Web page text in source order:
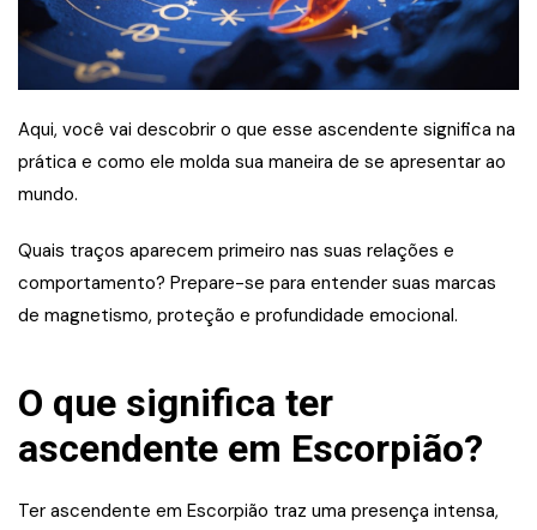
Aqui, você vai descobrir o que esse ascendente significa na
prática e como ele molda sua maneira de se apresentar ao
mundo.
Quais traços aparecem primeiro nas suas relações e
comportamento? Prepare-se para entender suas marcas
de magnetismo, proteção e profundidade emocional.
O que significa ter
ascendente em Escorpião?
Ter ascendente em Escorpião traz uma presença intensa,